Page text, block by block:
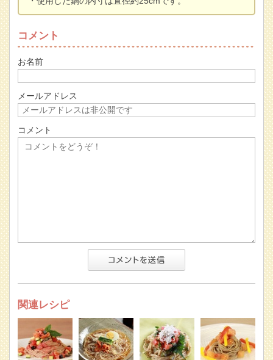
コメント
お名前
メールアドレス
コメント
関連レシピ